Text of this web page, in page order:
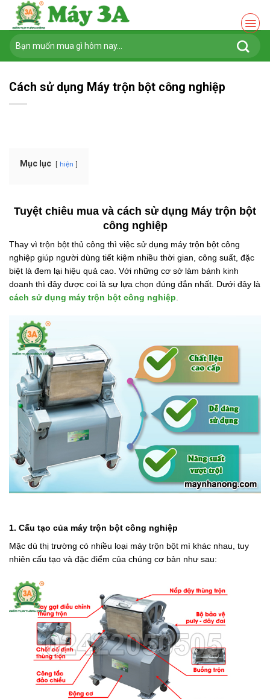
Chuyển
nội
dung
Tìm
kiếm:
Cách sử dụng Máy trộn bột công nghiệp
Mục lục hiện
Tuyệt chiêu mua và cách sử dụng Máy trộn bột
công nghiệp
Thay vì trộn bột thủ công thì việc sử dụng máy trộn bột công
nghiệp giúp người dùng tiết kiệm nhiều thời gian, công suất, đặc
biệt là đem lại hiệu quả cao. Với những cơ sở làm bánh kinh
doanh thì đây được coi là sự lựa chọn đúng đắn nhất. Dưới đây là
cách sử dụng máy trộn bột công nghiệp.
1. Cấu tạo của máy trộn bột công nghiệp
Mặc dù thị trường có nhiều loại máy trộn bột mì khác nhau, tuy
nhiên cấu tạo và đặc điểm của chúng cơ bản như sau: